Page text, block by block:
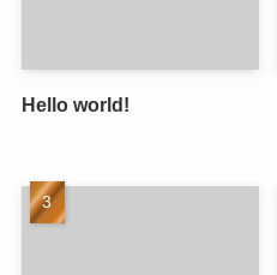
Hello world!